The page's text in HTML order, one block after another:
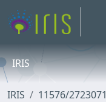
IRIS
IRIS 11576/2723071